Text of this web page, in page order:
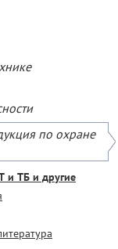
по охране
и ТБ и другие